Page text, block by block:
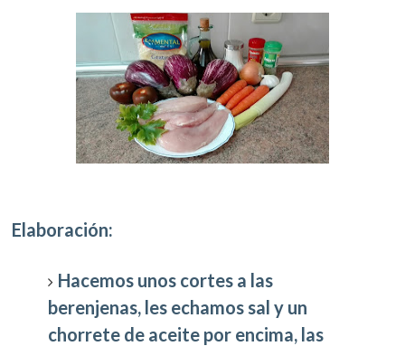
Elaboración:
Hacemos unos cortes a las
berenjenas, les echamos sal y un
chorrete de aceite por encima, las